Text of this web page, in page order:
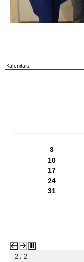
Kalendarz
3
10
17
24
31
2 / 2